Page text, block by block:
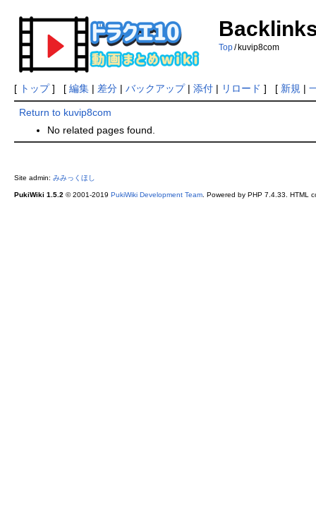
Top / kuvip8com
[ トップ] [ 編集| 差分| バックアップ| 添付| リロード ] [ 新規 |
Return to kuvip8com
No related pages found.
Site admin: みみっくほし
PukiWiki 1.5.2 © 2001-2019 PukiWiki Development Team. Powered by PHP 7.4.33. HTML